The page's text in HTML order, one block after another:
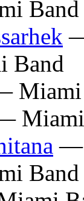
Band
Band
Miami
Miami
—
Band